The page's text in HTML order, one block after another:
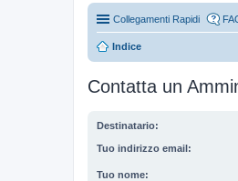
Collegamenti Rapidi
Indice
Contatta un
Destinatario:
Tuo indirizzo email:
Tuo nome: